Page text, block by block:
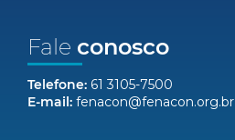
Fale conosco
Telefone: 61 3105-7500
E-mail: fenacon@fenacon.org.br